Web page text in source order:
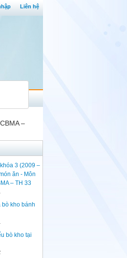
Liên hệ
–
3 (2009 –
ăn - Môn
– TH 33
bò kho bánh
bò kho tại